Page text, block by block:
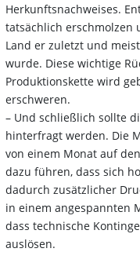
Herkunftsnachweises.
tatsächlich erschmolzen
Land er zuletzt und
wurde. Diese wichtige
Produktionskette wird
erschweren.
– Und schließlich sollte
hinterfragt werden. Die
von einem Monat auf
dazu führen, dass sich
dadurch zusätzlicher
in einem angespannten
dass technische
auslösen.